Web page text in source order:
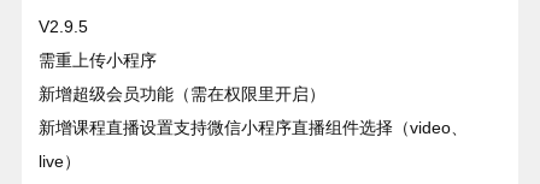
V2.9.5
需重上传小程序
新增超级会员功能（需在权限里开启）
新增课程直播设置支持微信小程序直播组件选择（video、
live）